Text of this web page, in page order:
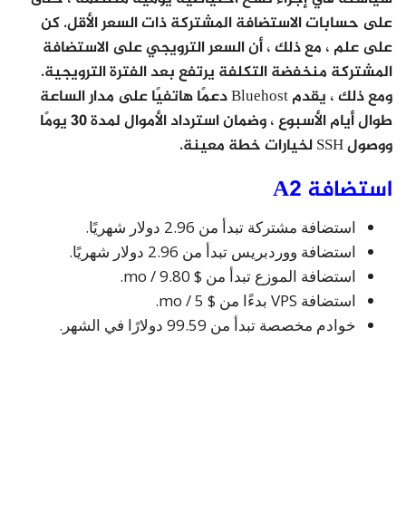
على حسابات الاستضافة المشتركة ذات السعر الأقل. كن
على علم ، مع ذلك ، أن السعر الترويجي على الاستضافة
المشتركة منخفضة التكلفة يرتفع بعد الفترة الترويجية.
ومع ذلك ، يقدم Bluehost دعمًا هاتفيًا على مدار الساعة
طوال أيام الأسبوع ، وضمان استرداد الأموال لمدة 30 يومًا
ووصول SSH لخيارات خطة معينة.
استضافة A2
استضافة مشتركة تبدأ من 2.96 دولار شهريًا.
استضافة ووردبريس تبدأ من 2.96 دولار شهريًا.
استضافة الموزع تبدأ من $ 9.80 / mo.
استضافة VPS بدءًا من $ 5 / mo.
خوادم مخصصة تبدأ من 99.59 دولارًا في الشهر.